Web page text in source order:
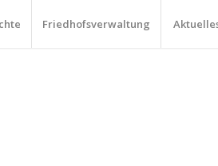
Friedhofsverwaltung